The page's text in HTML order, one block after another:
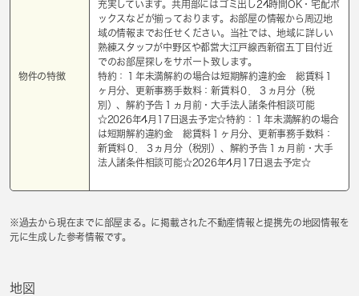
物件の特徴
充実しています。共用部にはゴミ出し24時間OK・宅配ボ
ックスなどが揃っております。お部屋の情報から周辺地
域の情報までお任せください。当社では、地域に詳しい
熟練スタッフが中野区や都営大江戸線西新宿五丁目付近
でのお部屋探しをサポート致します。
特約：１年未満解約の場合は短期解約違約金 総賃料１
ヶ月分、更新事務手数料：新賃料０．３ヵ月分（税
別）、解約予告１ヵ月前・大手法人諸条件相談可能
☆2026年4月17日退去予定☆特約：１年未満解約の場合
は短期解約違約金 総賃料１ヶ月分、更新事務手数料：
新賃料０．３ヵ月分（税別）、解約予告１ヵ月前・大手
法人諸条件相談可能☆2026年4月17日退去予定☆
※過去から現在までに部屋まる。に掲載された不動産情報と提携先の地図情報を
元に生成した参考情報です。
地図